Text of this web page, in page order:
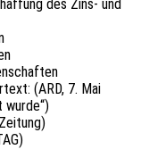
des Zins- und
(ARD, 7. Mai
wurde“)